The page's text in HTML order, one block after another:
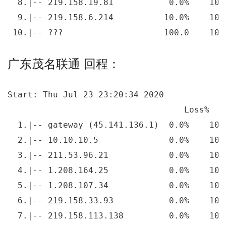
8.|-- 219.158.19.81           0.0%    10
9.|-- 219.158.6.214          10.0%    10
10.|-- ???                    100.0    10
广东茂名联通 回程：
Start: Thu Jul 23 23:20:34 2020
Loss%
1.|-- gateway (45.141.136.1)  0.0%    10
2.|-- 10.10.10.5              0.0%    10
3.|-- 211.53.96.21            0.0%    10
4.|-- 1.208.164.25            0.0%    10
5.|-- 1.208.107.34            0.0%    10
6.|-- 219.158.33.93           0.0%    10
7.|-- 219.158.113.138         0.0%    10